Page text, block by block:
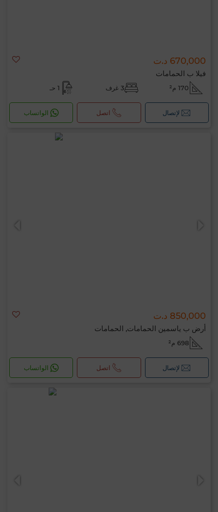
670,000 د.ت
فيلا ب الحمامات
170 م² 3 غرف 1 حـ
لإتصال اتصل الواتساب
850,000 د.ت
أرض ب ياسمين الحمامات, الحمامات
698 م²
لإتصال اتصل الواتساب